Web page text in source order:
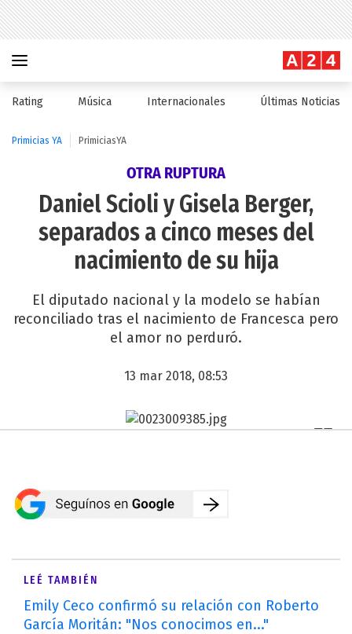
Rating Música Internacionales Últimas Noticias
Primicias YA PrimiciasYA
OTRA RUPTURA
Daniel Scioli y Gisela Berger,
separados a cinco meses del
nacimiento de su hija
El diputado nacional y la modelo se habían
reconciliado tras el nacimiento de Francesca pero
el amor no perduró.
13 mar 2018, 08:53
LEÉ TAMBIÉN
Emily Ceco confirmó su relación con Roberto
García Moritán: "Nos conocimos en..."